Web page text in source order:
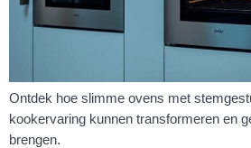
Ontdek hoe slimme ovens met
kookervaring kunnen transformeren en
brengen.